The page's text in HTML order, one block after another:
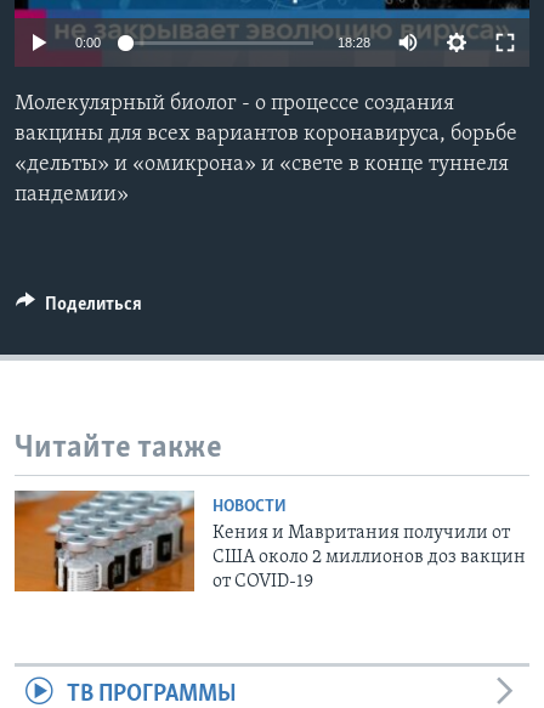
Learning English
СОЦИАЛЬНЫЕ СЕТИ
0:00 18:28
Молекулярный биолог - о процессе создания
вакцины для всех вариантов коронавируса, борьбе
«дельты» и «омикрона» и «свете в конце туннеля
пандемии»
Поделиться
Читайте также
НОВОСТИ
Кения и Мавритания получили от
США около 2 миллионов доз вакцин
от COVID-19
ТВ ПРОГРАММЫ